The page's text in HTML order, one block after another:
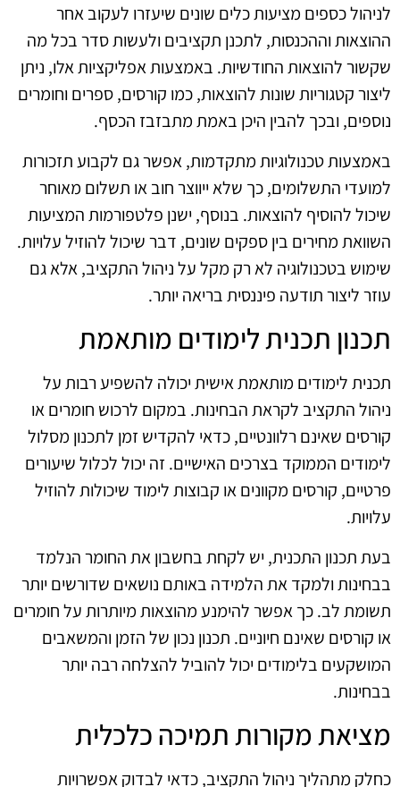
לניהול כספים מציעות כלים שונים שיעזרו לעקוב אחר
ההוצאות וההכנסות, לתכנן תקציבים ולעשות סדר בכל מה
שקשור להוצאות החודשיות. באמצעות אפליקציות אלו, ניתן
ליצור קטגוריות שונות להוצאות, כמו קורסים, ספרים וחומרים
נוספים, ובכך להבין היכן באמת מתבזבז הכסף.
באמצעות טכנולוגיות מתקדמות, אפשר גם לקבוע תזכורות
למועדי התשלומים, כך שלא ייווצר חוב או תשלום מאוחר
שיכול להוסיף להוצאות. בנוסף, ישנן פלטפורמות המציעות
השוואת מחירים בין ספקים שונים, דבר שיכול להוזיל עלויות.
שימוש בטכנולוגיה לא רק מקל על ניהול התקציב, אלא גם
עוזר ליצור תודעה פיננסית בריאה יותר.
תכנון תכנית לימודים מותאמת
תכנית לימודים מותאמת אישית יכולה להשפיע רבות על
ניהול התקציב לקראת הבחינות. במקום לרכוש חומרים או
קורסים שאינם רלוונטיים, כדאי להקדיש זמן לתכנון מסלול
לימודים הממוקד בצרכים האישיים. זה יכול לכלול שיעורים
פרטיים, קורסים מקוונים או קבוצות לימוד שיכולות להוזיל
עלויות.
בעת תכנון התכנית, יש לקחת בחשבון את החומר הנלמד
בבחינות ולמקד את הלמידה באותם נושאים שדורשים יותר
תשומת לב. כך אפשר להימנע מהוצאות מיותרות על חומרים
או קורסים שאינם חיוניים. תכנון נכון של הזמן והמשאבים
המושקעים בלימודים יכול להוביל להצלחה רבה יותר
בבחינות.
מציאת מקורות תמיכה כלכלית
כחלק מתהליך ניהול התקציב, כדאי לבדוק אפשרויות